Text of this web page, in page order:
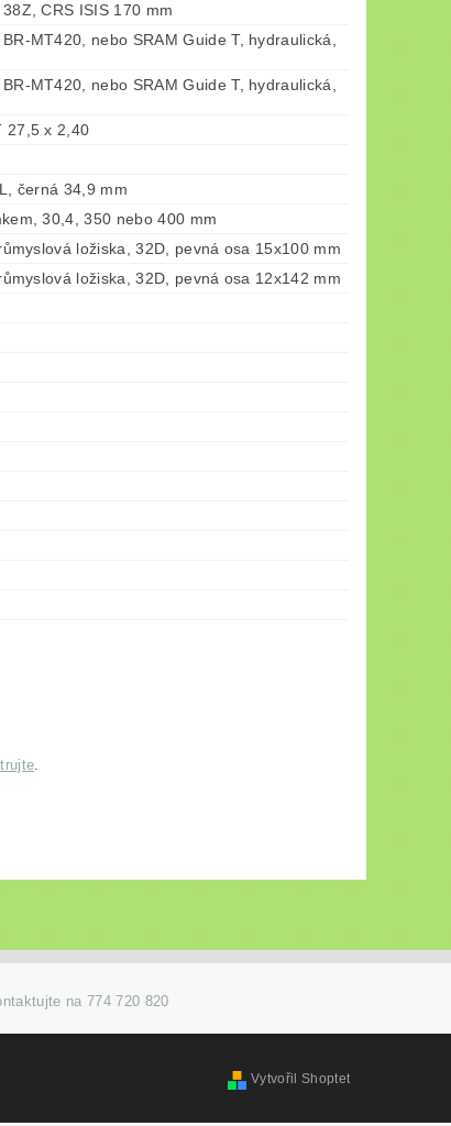
CRS ISIS 170 mm
MT420, nebo SRAM Guide T, hydraulická,
MT420, nebo SRAM Guide T, hydraulická,
27,5 x 2,40
černá 34,9 mm
30,4, 350 nebo 400 mm
ložiska, 32D, pevná osa 15x100 mm
ložiska, 32D, pevná osa 12x142 mm
.
na 774 720 820
Vytvořil Shoptet